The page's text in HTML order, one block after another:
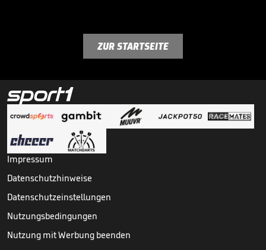
ZUR STARTSEITE
Impressum
Datenschutzhinweise
Datenschutzeinstellungen
Nutzungsbedingungen
Nutzung mit Werbung beenden